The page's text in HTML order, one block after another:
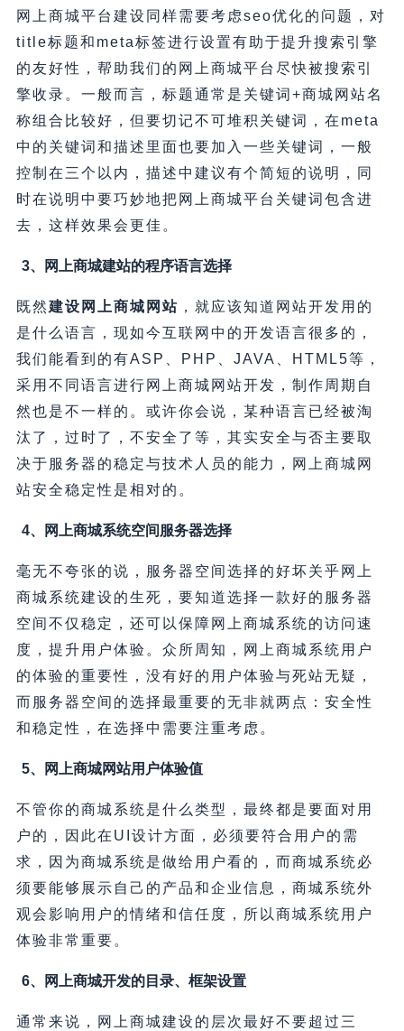
网上商城平台建设同样需要考虑seo优化的问题，对
title标题和meta标签进行设置有助于提升搜索引擎
的友好性，帮助我们的网上商城平台尽快被搜索引
擎收录。一般而言，标题通常是关键词+商城网站名
称组合比较好，但要切记不可堆积关键词，在meta
中的关键词和描述里面也要加入一些关键词，一般
控制在三个以内，描述中建议有个简短的说明，同
时在说明中要巧妙地把网上商城平台关键词包含进
去，这样效果会更佳。
3、网上商城建站的程序语言选择
既然建设网上商城网站 ，就应该知道网站开发用的
是什么语言，现如今互联网中的开发语言很多的，
我们能看到的有ASP、PHP、JAVA、HTML5等，
采用不同语言进行网上商城网站开发，制作周期自
然也是不一样的。或许你会说，某种语言已经被淘
汰了，过时了，不安全了等，其实安全与否主要取
决于服务器的稳定与技术人员的能力，网上商城网
站安全稳定性是相对的。
4、网上商城系统空间服务器选择
毫无不夸张的说，服务器空间选择的好坏关乎网上
商城系统建设的生死，要知道选择一款好的服务器
空间不仅稳定，还可以保障网上商城系统的访问速
度，提升用户体验。众所周知，网上商城系统用户
的体验的重要性，没有好的用户体验与死站无疑，
而服务器空间的选择最重要的无非就两点：安全性
和稳定性，在选择中需要注重考虑。
5、网上商城网站用户体验值
不管你的商城系统是什么类型，最终都是要面对用
户的，因此在UI设计方面，必须要符合用户的需
求，因为商城系统是做给用户看的，而商城系统必
须要能够展示自己的产品和企业信息，商城系统外
观会影响用户的情绪和信任度，所以商城系统用户
体验非常重要。
6、网上商城开发的目录、框架设置
通常来说，网上商城建设的层次最好不要超过三